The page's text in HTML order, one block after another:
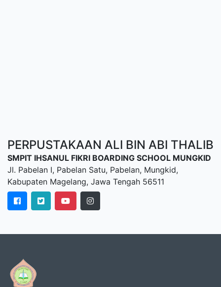
PERPUSTAKAAN ALI BIN ABI THALIB
SMPIT IHSANUL FIKRI BOARDING SCHOOL MUNGKID
Jl. Pabelan I, Pabelan Satu, Pabelan, Mungkid,
Kabupaten Magelang, Jawa Tengah 56511